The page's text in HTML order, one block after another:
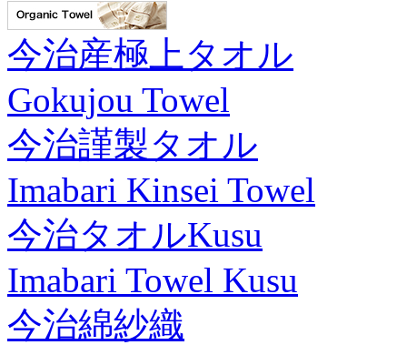
今治産極上タオル
Gokujou Towel
今治謹製タオル
Imabari Kinsei Towel
今治タオルKusu
Imabari Towel Kusu
今治綿紗織